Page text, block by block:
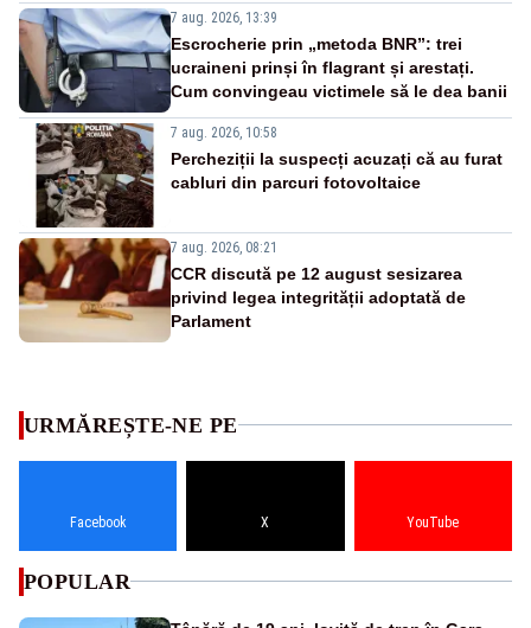
7 aug. 2026, 13:39
Escrocherie prin „metoda BNR”: trei
ucraineni prinși în flagrant și arestați.
Cum convingeau victimele să le dea banii
7 aug. 2026, 10:58
Percheziții la suspecți acuzați că au furat
cabluri din parcuri fotovoltaice
7 aug. 2026, 08:21
CCR discută pe 12 august sesizarea
privind legea integrității adoptată de
Parlament
URMĂREȘTE-NE PE
Facebook X YouTube
POPULAR